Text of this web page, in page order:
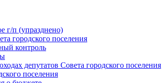
г/п (упразднено)
городского поселения
контроль
депутатов Совета городского поселения
поселения